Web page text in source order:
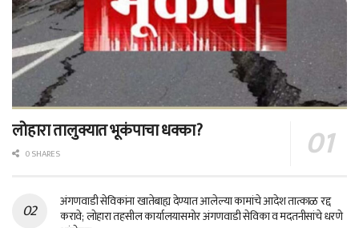
लोहारा तालुक्यात भूकंपाचा धक्का?
0 SHARES
अंगणवाडी सेविकांना खातेबाह्य देण्यात आलेल्या कामांचे आदेश तात्काळ रद्द
करावे; लोहारा तहसील कार्यालयासमोर अंगणवाडी सेविका व मदतनीसांचे धरणे